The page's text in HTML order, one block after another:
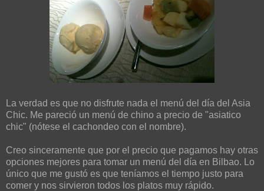
La verdad es que no disfrute nada el menú del día del Asia
Chic. Me pareció un menú de chino a precio de "asiatico
chic" (nótese el cachondeo con el nombre).
Creo sinceramente que por el precio que pagamos hay otras
opciones mejores para tomar un menú del día en Bilbao. Lo
único que me gustó es que teníamos el tiempo justo para
comer y nos sirvieron todos los platos muy rápido.